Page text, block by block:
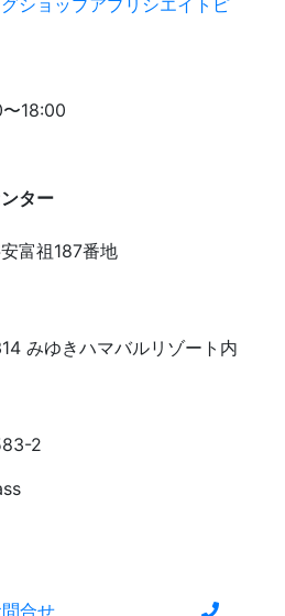
〜18:00
ター
富祖187番地
みゆきハマバルリゾート内
2
合せ